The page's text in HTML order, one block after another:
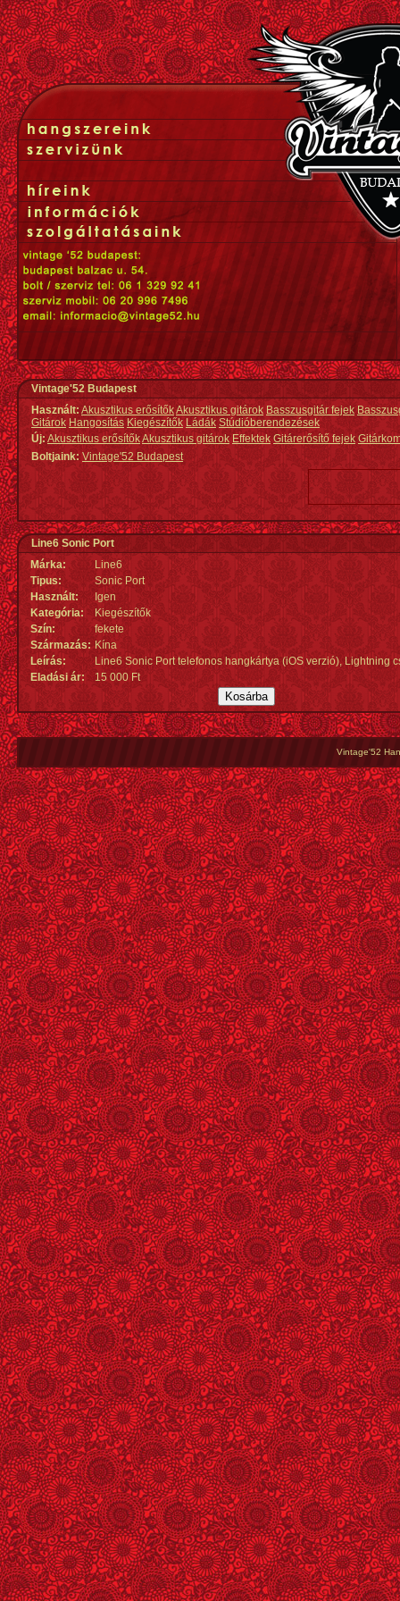
Vintage'52 Budapest
Használt: Akusztikus erősítőkAkusztikus gitárok Basszusgitár fejek
Gitárok Hangosítás Kiegészítők Ládák Stúdióberendezések
Új:Akusztikus erősítőkAkusztikus gitárok Effektek Gitárerősítő fejek
Boltjaink: Vintage'52 Budapest
Line6 Sonic Port
Márka:
Line6
Tipus:
Sonic Port
Használt:
Igen
Kategória:
Kiegészítők
Szín:
fekete
Származás: Kína
Leírás:
Line6 Sonic Port telefonos hangkártya (iOS verzió), Lightning
Eladási ár:
15 000 Ft
Vintage'52